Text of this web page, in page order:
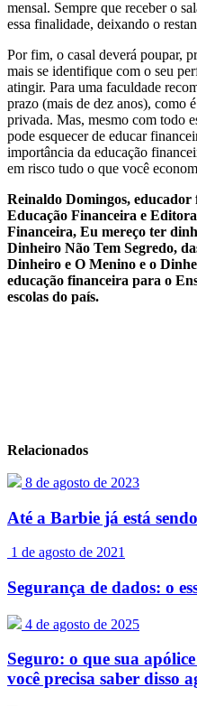
mensal. Sempre que receber o
essa finalidade, deixando o
Por fim, o casal deverá poupar,
mais se identifique com o seu
atingir. Para uma faculdade
prazo (mais de dez anos), como
privada. Mas, mesmo com todo
pode esquecer de educar
importância da educação
em risco tudo o que você
Reinaldo Domingos,
Educação Financeira e
Financeira, Eu mereço ter
Dinheiro Não Tem Segredo,
Dinheiro e O Menino e o
educação financeira para o
escolas do país.
Relacionados
8 de agosto de 2023
Até a Barbie já está
1 de agosto de 2021
Segurança de dados: o
4 de agosto de 2025
Seguro: o que sua
você precisa saber disso